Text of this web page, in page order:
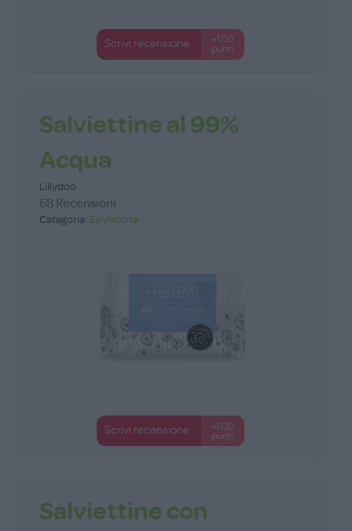
Scrivi recensione
+100
punti
Salviettine al 99%
Acqua
Lillydoo
68 Recensioni
Categoria: Salviettine
Scrivi recensione
+100
punti
Salviettine con